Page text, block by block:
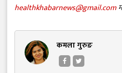
healthkhabarnews@gmail.com
कमला गुरुङ